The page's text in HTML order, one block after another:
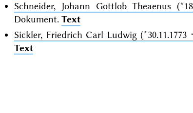
Schneider, Johann Gottlob Theaenus
Dokument. Text
Sickler, Friedrich Carl Ludwig (*30.11.1773
Text